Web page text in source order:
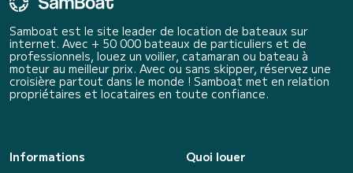
Samboat est le site leader de location de bateaux sur
internet. Avec + 50 000 bateaux de particuliers et de
professionnels, louez un voilier, catamaran ou bateau à
moteur au meilleur prix. Avec ou sans skipper, réservez une
croisière partout dans le monde ! Samboat met en relation
propriétaires et locataires en toute confiance.
Informations
Quoi louer